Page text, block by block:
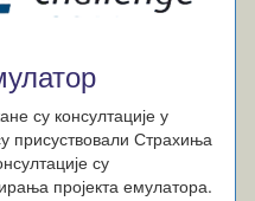
су консултације у
присуствовали Страхиња
су
пројекта емулатора.